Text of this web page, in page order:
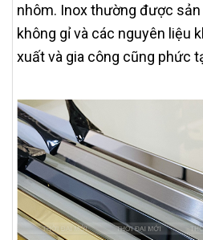
nhôm. Inox thường được
không gỉ và các nguyên liệu
xuất và gia công cũng phức